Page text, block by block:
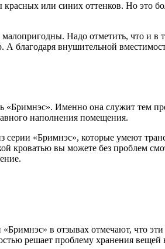
или синих оттенков. Но это
Надо отметить, что и
благодаря внушительной
Именно она служит тем
наполнения помещения.
«Бримнэс», которые умеют
вы можете без проблем
в отзывах отмечают, что
решает проблему хранения